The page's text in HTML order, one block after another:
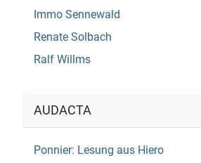
Immo Sennewald
Renate Solbach
Ralf Willms
AUDACTA
Ponnier: Lesung aus Hiero